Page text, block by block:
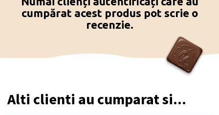
cumpărat acest produs pot scrie o
recenzie.
Alti clienti au cumparat si...